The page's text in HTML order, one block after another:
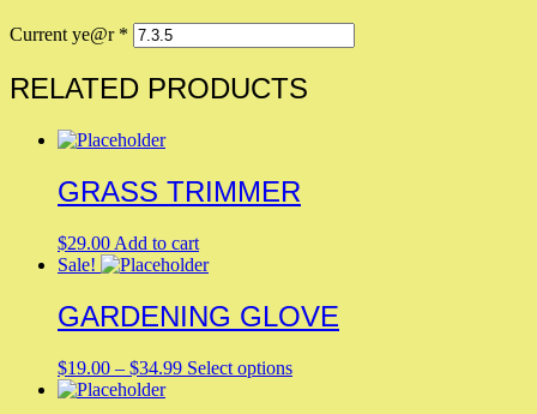
Current ye@r *
RELATED PRODUCTS
GRASS TRIMMER
$29.00 Add to cart
Sale!
GARDENING GLOVE
$19.00 – $34.99 Select optionsThis